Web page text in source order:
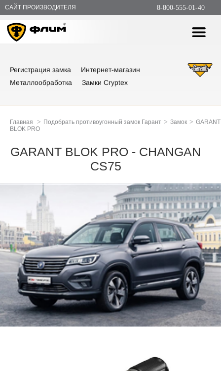
САЙТ ПРОИЗВОДИТЕЛЯ 8-800-555-01-40
Регистрация замка
Интернет-магазин
Металлообработка
Замки Cryptex
Главная > Подобрать противоугонный замок Гарант > Замок > GARANT
BLOK PRO
GARANT BLOK PRO - CHANGAN
CS75